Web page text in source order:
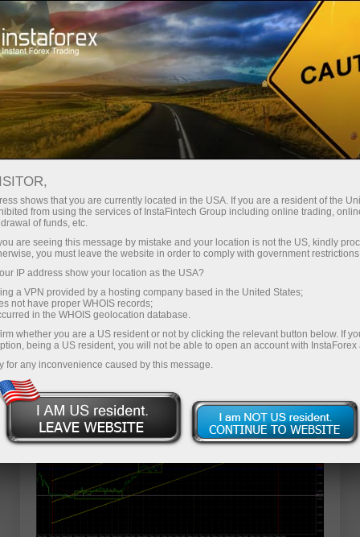
Dành cho Nhà giao dịch
Phân tích Forex
11.05.2026 04:23 AM
Phân tích trong ngày cặp GBP/USD
ngày 11 tháng 5: Hệ thống giao dịch
ICT. Đồng Bảng Anh đã mệt mỏi vì tình
trạng trì trệ
Phân tích GBP/USD khung 5 phút
shows that you are currently located in the USA. If you are a resident of the
from using the services of InstaFintech Group including online trading,
of funds, etc.
are seeing this message by mistake and your location is not the US, kindly
you must leave the website in order to comply with government
IP address show your location as the USA?
a VPN provided by a hosting company based in the United States;
not have proper WHOIS records;
in the WHOIS geolocation database.
whether you are a US resident or not by clicking the relevant button below. If
being a US resident, you will not be able to open an account with InstaForex
for any inconvenience caused by this message.